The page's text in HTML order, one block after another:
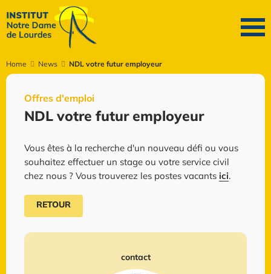
Home News NDL votre futur employeur
Offres d'emploi
NDL votre futur employeur
Vous êtes à la recherche d'un nouveau défi ou vous
souhaitez effectuer un stage ou votre service civil
chez nous ? Vous trouverez les postes vacants ici.
RETOUR
contact